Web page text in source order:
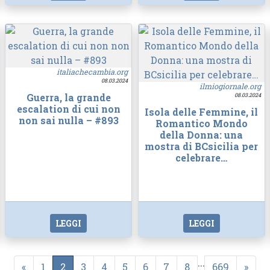
italiachecambia.org
08.03.2024
Guerra, la grande
escalation di cui non
non sai nulla – #893
LEGGI
ilmiogiornale.org
08.03.2024
Isola delle Femmine, il
Romantico Mondo
della Donna: una
mostra di BCsicilia per
celebrare…
LEGGI
« 1 2 3 4 5 6 7 8 ... 669 »